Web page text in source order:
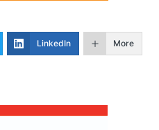
LinkedIn More